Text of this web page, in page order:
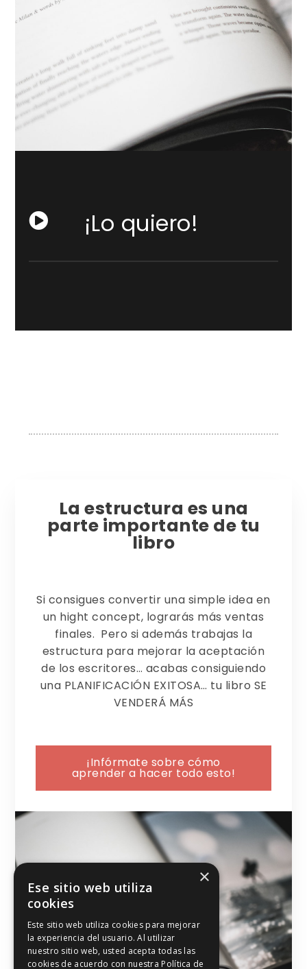
¡Lo quiero!
La estructura es una
parte importante de tu
libro
Si consigues convertir una simple idea en
un hight concept, lograrás más ventas
finales. Pero si además trabajas la
estructura para mejorar la aceptación
de los escritores… acabas consiguiendo
una PLANIFICACIÓN EXITOSA… tu libro SE
VENDERÁ MÁS
¡Infórmate sobre cómo
aprender a hacer todo esto!
×
Ese sitio web utiliza
cookies
Este sitio web utiliza cookies para mejorar
la experiencia del usuario. Al utilizar
nuestro sitio web, usted acepta todas las
cookies de acuerdo con nuestra Política de